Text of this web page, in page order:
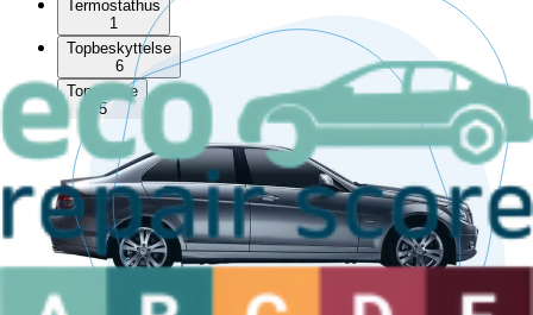
Termostathus
1
Topbeskyttelse
6
Topstykke
5
Turbolader/Kompressor
16
Udstødningsmanifold
10
Udstødningssystem
4
Vakuumpumpe
Varmeapparat